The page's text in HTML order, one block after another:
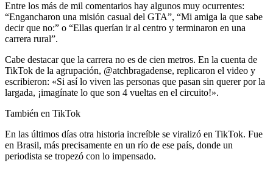
Entre los más de mil comentarios hay algunos muy ocurrentes:
“Engancharon una misión casual del GTA”, “Mi amiga la que sabe
decir que no:” o “Ellas querían ir al centro y terminaron en una
carrera rural”.
Cabe destacar que la carrera no es de cien metros. En la cuenta de
TikTok de la agrupación, @atchbragadense, replicaron el video y
escribieron: «Si así lo viven las personas que pasan sin querer por la
largada, ¡imagínate lo que son 4 vueltas en el circuito!».
También en TikTok
En las últimos días otra historia increíble se viralizó en TikTok. Fue
en Brasil, más precisamente en un río de ese país, donde un
periodista se tropezó con lo impensado.